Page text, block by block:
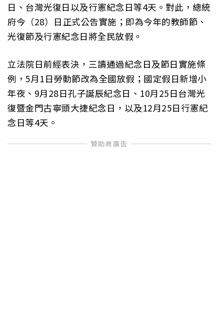
日、台灣光復日以及行憲紀念日等4天。對此，總統
府今（28）日正式公告實施；即為今年的教師節、
光復節及行憲紀念日將全民放假。
立法院日前經表決，三讀通過紀念日及節日實施條
例，5月1日勞動節改為全國放假；國定假日新增小
年夜、9月28日孔子誕辰紀念日、10月25日台灣光
復暨金門古寧頭大捷紀念日，以及12月25日行憲紀
念日等4天。